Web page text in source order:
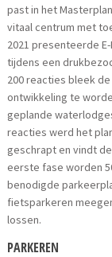
past in het
vitaal centrum met
2021 presenteerde
tijdens een
200 reacties bleek
ontwikkeling te
geplande
reacties werd het
geschrapt en vindt
eerste fase worden
benodigde
fietsparkeren
lossen.
PARKEREN